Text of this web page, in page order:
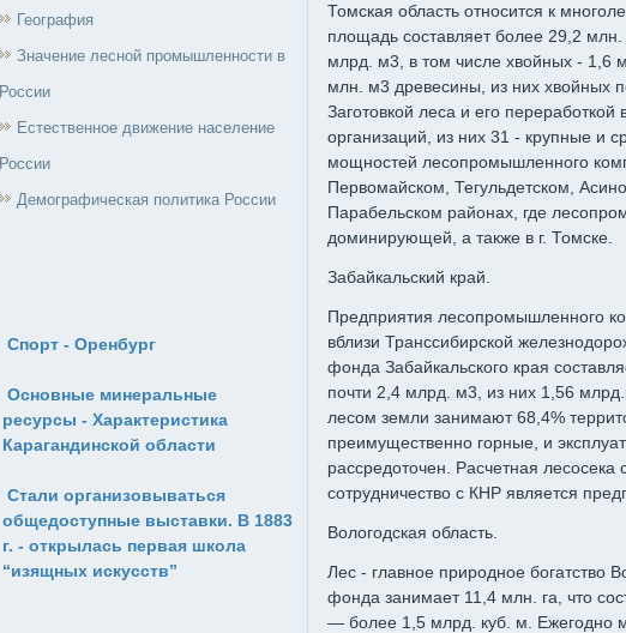
География
Значение лесной промышленности в
России
Естественное движение население
России
Демографическая политика России
Спорт - Оренбург
Основные минеральные
ресурсы - Характеристика
Карагандинской области
Стали организовываться
общедоступные выставки. В 1883
г. - открылась первая школа
“изящных искусств”
Томская область относится к
площадь составляет более 29,2
млрд. м3, в том числе хвойных - 1,6
млн. м3 древесины, из них хвойных
Заготовкой леса и его
организаций, из них 31 - крупные и
мощностей лесопромышленного
Первомайском, Тегульдетском,
Парабельском районах, где
доминирующей, а также в г. Томске.
Забайкальский край.
Предприятия лесопромышленного
вблизи Транссибирской
фонда Забайкальского края
почти 2,4 млрд. м3, из них 1,56
лесом земли занимают 68,4%
преимущественно горные, и
рассредоточен. Расчетная
сотрудничество с КНР является
Вологодская область.
Лес - главное природное богатство
фонда занимает 11,4 млн. га, что
— более 1,5 млрд. куб. м. Ежегодно